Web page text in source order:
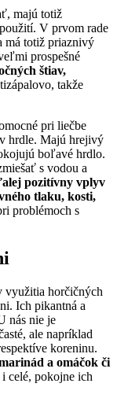
majú totiž
V prvom rade
má totiž priaznivý
prospešné
štiav,
takže
pri liečbe
hrdle. Majú hrejivý
boľavé hrdlo.
s vodou a
pozitívny vplyv
tlaku, kosti,
problémoch s
využitia horčičných
Ich pikantná a
nás nie je
ale napríklad
koreninu.
a omáčok či
celé, pokojne ich